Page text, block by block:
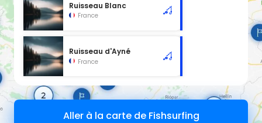
Ruisseau Blanc
France
Ruisseau d'Ayné
France
Aller à la carte de Fishsurfing